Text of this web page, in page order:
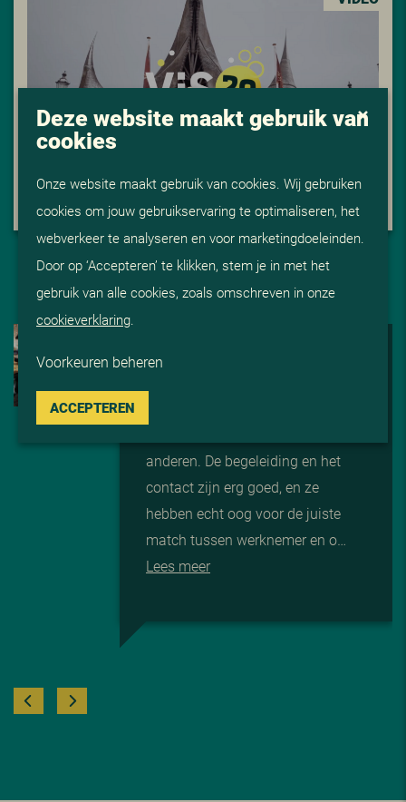
20 JARIG JUBILEUMEVENT IN DE WINTER EFTELING
Senior Werkvoorbereider
anderen. De begeleiding en het
contact zijn erg goed, en ze
hebben echt oog voor de juiste
match tussen werknemer en o…
Lees meer
Deze website maakt gebruik van
cookies
Onze website maakt gebruik van cookies. Wij gebruiken
cookies om jouw gebruikservaring te optimaliseren, het
webverkeer te analyseren en voor marketingdoeleinden.
Door op ‘Accepteren’ te klikken, stem je in met het
gebruik van alle cookies, zoals omschreven in onze
cookieverklaring
Voorkeuren beheren
ACCEPTEREN